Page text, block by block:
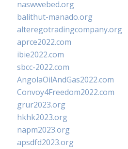
naswwebed.org
balithut-manado.org
alteregotradingcompany.org
aprce2022.com
ibie2022.com
sbcc-2022.com
AngolaOilAndGas2022.com
Convoy4Freedom2022.com
grur2023.org
hkhk2023.org
napm2023.org
apsdfd2023.org